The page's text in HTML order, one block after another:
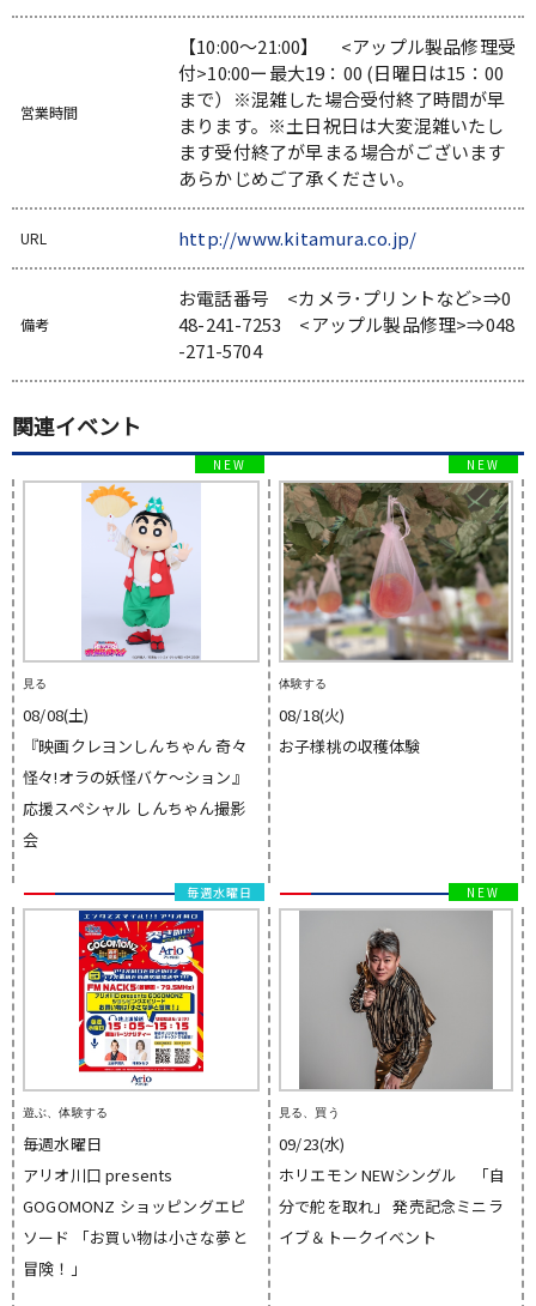
営業時間
【10:00～21:00】 <アップル製品修理受
付>10:00ー最大19：00 (日曜日は15：00
まで）※混雑した場合受付終了時間が早
まります。※土日祝日は大変混雑いたし
ます受付終了が早まる場合がございます
あらかじめご了承ください。
URL http://www.kitamura.co.jp/
備考
お電話番号 <カメラ･プリントなど>⇒0
48-241-7253 <アップル製品修理>⇒048
-271-5704
関連イベント
見る
08/08(土)
『映画クレヨンしんちゃん 奇々
怪々!オラの妖怪バケ〜ション』
応援スペシャル しんちゃん撮影
会
体験する
08/18(火)
お子様桃の収穫体験
遊ぶ、体験する
毎週水曜日
アリオ川口 presents
GOGOMONZ ショッピングエピ
ソード 「お買い物は小さな夢と
冒険！」
毎週水曜日
見る、買う
09/23(水)
ホリエモン NEWシングル 「自
分で舵を取れ」 発売記念ミニラ
イブ＆トークイベント